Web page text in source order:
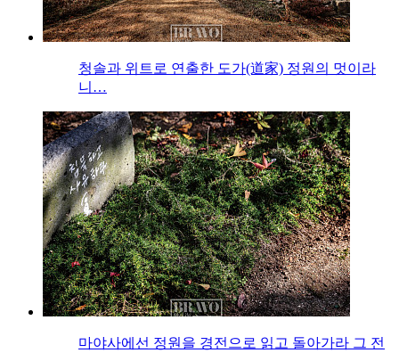
청솔과 위트로 연출한 도가(道家) 정원의 멋이라
니…
마야사에선 정원을 경전으로 읽고 돌아가라 그 전